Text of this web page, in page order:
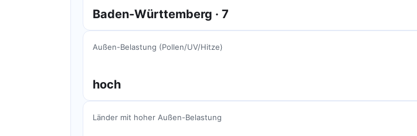
Baden-Württemberg · 7
Außen-Belastung (Pollen/UV/Hitze)
hoch
Länder mit hoher Außen-Belastung